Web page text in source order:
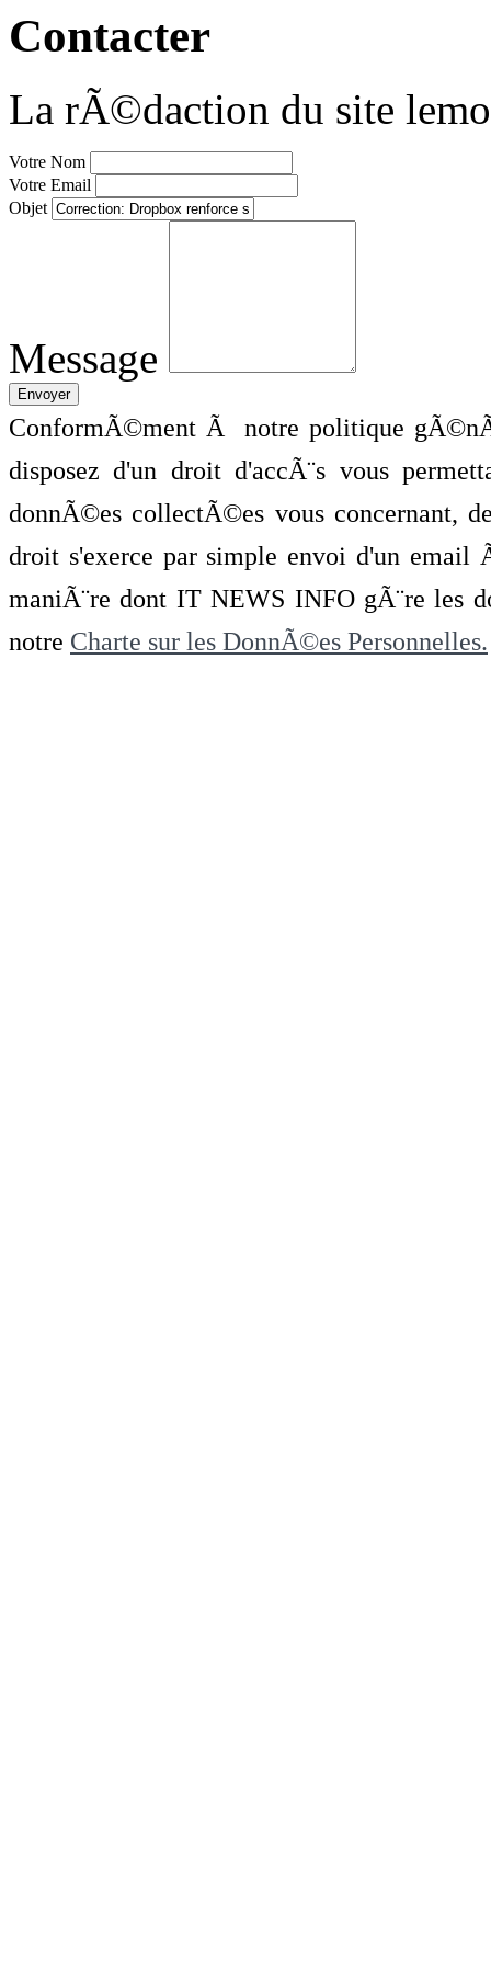
Contacter
La rÃ©daction du site
Votre Nom
Votre Email
Objet
Message
ConformÃ©ment Ã notre politique
disposez d'un droit d'accÃ¨s vous
donnÃ©es collectÃ©es vous concernant,
droit s'exerce par simple envoi d'un
maniÃ¨re dont IT NEWS INFO gÃ¨re les
notre Charte sur les DonnÃ©es Personnelles.